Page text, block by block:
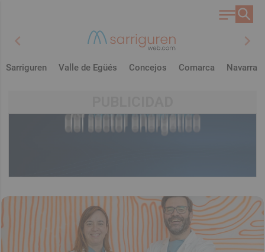
chevron_left chevron_right
Sarriguren Valle de Egüés Concejos Comarca Navarra